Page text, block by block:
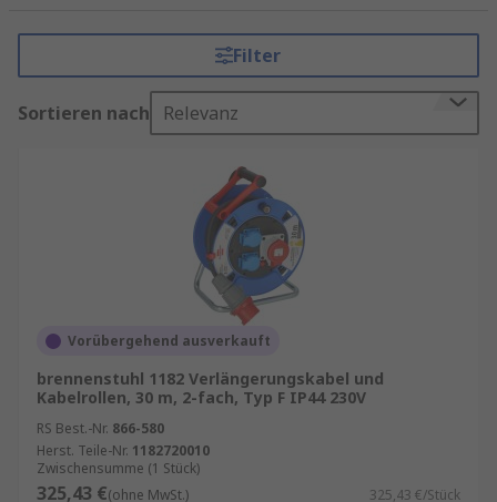
Wir führen Produkte
mit Leitung oder ohne Leitung sowie
schaltbar oder nicht-schaltbar
Überspannungsschutz
verschiedene Mantelmaterial wie z. B.
, etc.
sowie nachhaltige Produkte, unsere
Better-World-Produkte
Informationen zur spätesten Bestelluhrzeit für
eine garantierte Lieferung am nächsten Werktag
sowie zum Mindestbestellwert für eine
kostenfreie Lieferung finden Sie auf der
jeweiligen Produktseite. RS ist Ihr
Ansprechpartner für das Bestandsmanagement
Filter
Sortieren nach Relevanz
Vorübergehend ausverkauft
brennenstuhl 1182 Verlängerungskabel und
Kabelrollen, 30 m, 2-fach, Typ F IP44 230V
RS Best.-Nr. 866-580
Herst. Teile-Nr. 1182720010
Zwischensumme (1 Stück)
325,43 €(ohne MwSt.) 325,43 €/Stück